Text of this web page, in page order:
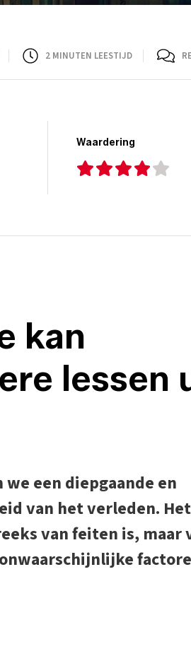
2 MINUTEN LEESTIJD
Waardering
kan
lessen
een diepgaande en
van het verleden. Het
van feiten is, maar